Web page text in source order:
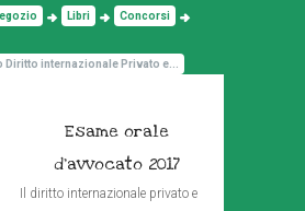
Libri Concorsi
Diritto internazionale Privato e...
Esame orale
d’avvocato 2017
Il diritto internazionale privato e